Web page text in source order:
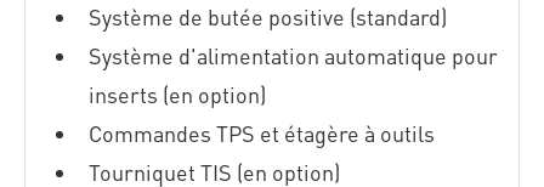
Système de butée positive (standard)
Système d'alimentation automatique pour
inserts (en option)
Commandes TPS et étagère à outils
Tourniquet TIS (en option)